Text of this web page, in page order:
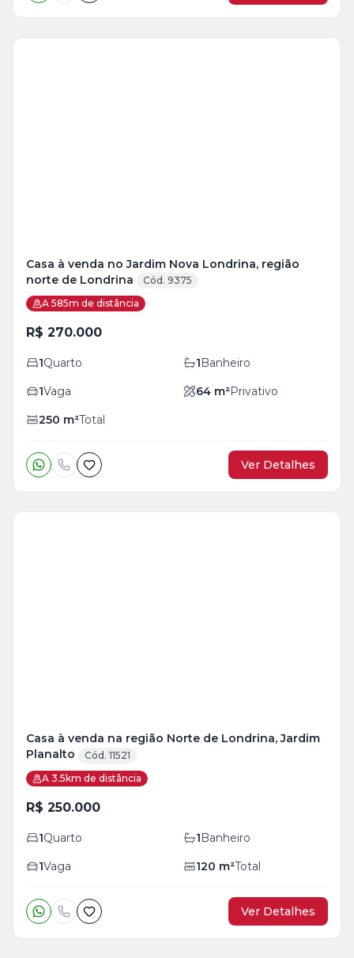
Casa à venda no Jardim Nova Londrina, região
norte de Londrina
Cód. 9375
A 585m de distância
R$ 270.000
1Quarto 1 Banheiro
1Vaga 64 m²Privativo
250 m²Total
Ver Detalhes
Casa à venda na região Norte de Londrina, Jardim
Planalto
Cód. 11521
A 3.5km de distância
R$ 250.000
1Quarto 1Banheiro
1Vaga 120 m²Total
Ver Detalhes